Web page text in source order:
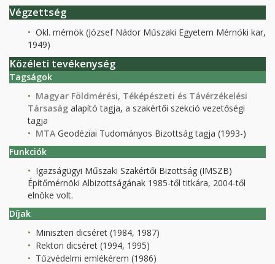
Végzettség
Okl. mérnök (József Nádor Műszaki Egyetem Mérnöki kar,
1949)
Közéleti tevékenység
Tagságok
Magyar Földmérési, Téképészeti és Távérzékelési
Társaság alapító tagja, a szakértői szekció vezetőségi
tagja
MTA Geodéziai Tudományos Bizottság tagja (1993-)
Funkciók
Igazságügyi Műszaki Szakértői Bizottság (IMSZB)
Építőmérnöki Albizottságának 1985-től titkára, 2004-től
elnöke volt.
Díjak
Miniszteri dicséret (1984, 1987)
Rektori dicséret (1994, 1995)
Tűzvédelmi emlékérem (1986)